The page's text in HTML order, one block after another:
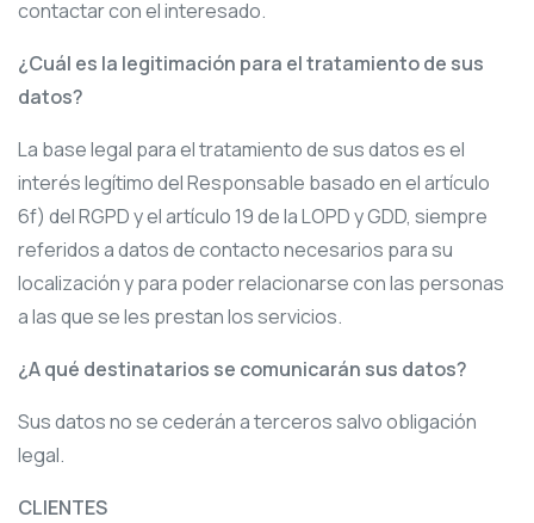
contactar con el interesado.
¿Cuál es la legitimación para el tratamiento de sus
datos?
La base legal para el tratamiento de sus datos es el
interés legítimo del Responsable basado en el artículo
6f) del RGPD y el artículo 19 de la LOPD y GDD, siempre
referidos a datos de contacto necesarios para su
localización y para poder relacionarse con las personas
a las que se les prestan los servicios.
¿A qué destinatarios se comunicarán sus datos?
Sus datos no se cederán a terceros salvo obligación
legal.
CLIENTES